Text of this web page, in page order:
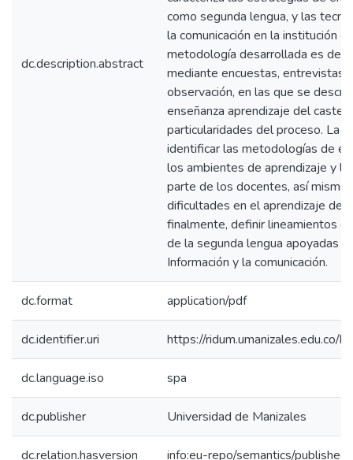
dc.description.abstract
como segunda lengua, y las
la comunicación en la institución
metodología desarrollada es
mediante encuestas, entrevistas
observación, en las que se
enseñanza aprendizaje del
particularidades del proceso. La
identificar las metodologías de
los ambientes de aprendizaje y
parte de los docentes, así mismo
dificultades en el aprendizaje de
finalmente, definir lineamientos
de la segunda lengua apoyadas
Información y la comunicación.
dc.format application/pdf
dc.identifier.uri https://
dc.language.iso spa
dc.publisher Universidad de Manizales
dc.relation.hasversion info:eu-repo/semantics/